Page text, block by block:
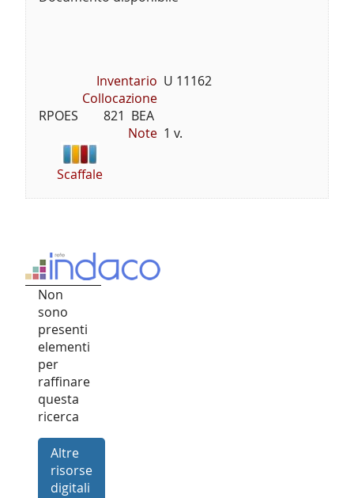
Inventario U 11162
Collocazione
RPOES        821  BEA
Note 1 v.
Scaffale
Non
sono
presenti
elementi
per
raffinare
questa
ricerca
Altre
risorse
digitali